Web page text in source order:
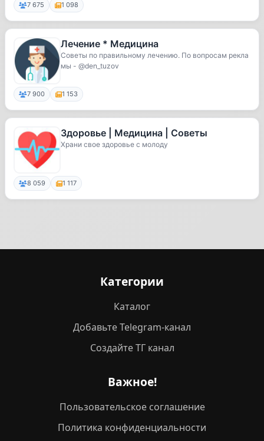
7 675 1 098
Лечение * Медицина
Советы по правильному лечению. По вопросам рекла
мы - @den_tuzov
7 900 1 153
Здоровье | Медицина | Советы
Храни свое здоровье с молоду
8 059 1 117
Категории
Каталог
Добавьте Telegram-канал
Создайте ТГ канал
Важное!
Пользовательское соглашение
Политика конфиденциальности